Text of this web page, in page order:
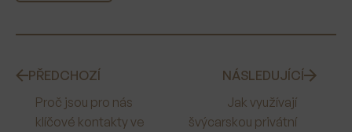
PŘEDCHOZÍ
Proč jsou pro nás
klíčové kontakty ve
NÁSLEDUJÍCÍ
Jak využívají
švýcarskou privátní